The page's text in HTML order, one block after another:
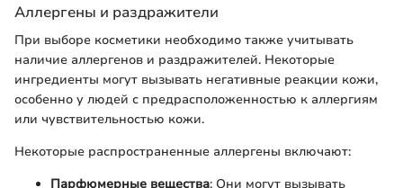
Аллергены и раздражители
При выборе косметики необходимо также учитывать
наличие аллергенов и раздражителей. Некоторые
ингредиенты могут вызывать негативные реакции кожи,
особенно у людей с предрасположенностью к аллергиям
или чувствительностью кожи.
Некоторые распространенные аллергены включают:
Парфюмерные вещества: Они могут вызывать